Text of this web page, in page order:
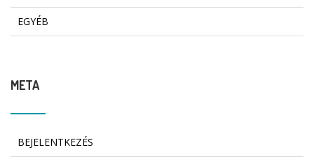
EGYÉB
META
BEJELENTKEZÉS